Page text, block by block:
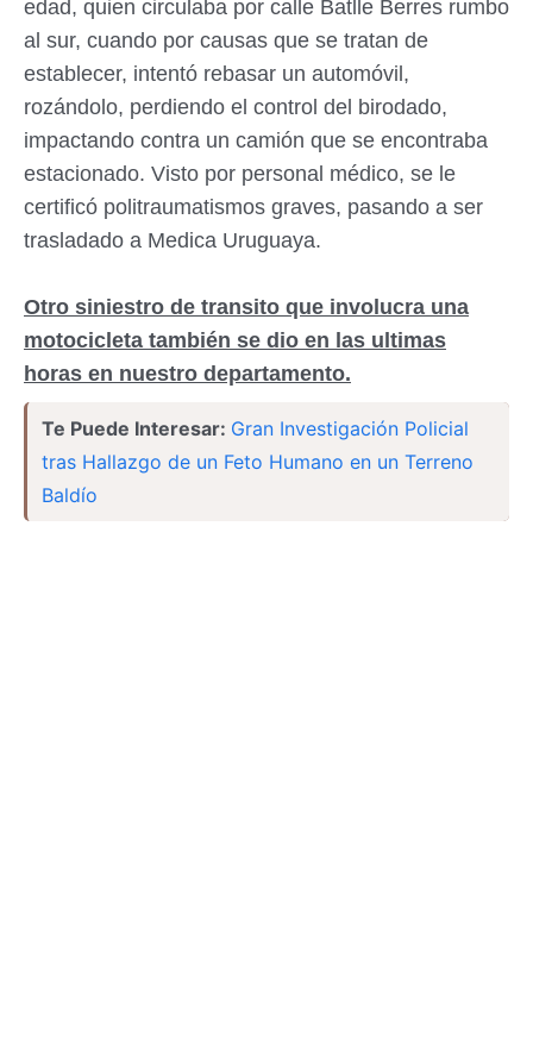
edad, quien circulaba por calle Batlle Berres rumbo
al sur, cuando por causas que se tratan de
establecer, intentó rebasar un automóvil,
rozándolo, perdiendo el control del birodado,
impactando contra un camión que se encontraba
estacionado. Visto por personal médico, se le
certificó politraumatismos graves, pasando a ser
trasladado a Medica Uruguaya.
Otro siniestro de transito que involucra una
motocicleta también se dio en las ultimas
horas en nuestro departamento.
Te Puede Interesar: Gran Investigación Policial
tras Hallazgo de un Feto Humano en un Terreno
Baldío